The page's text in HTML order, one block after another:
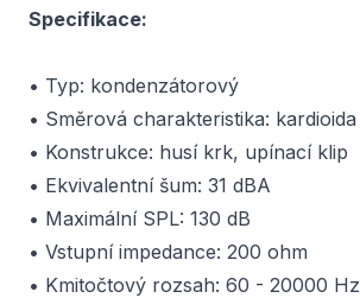
Specifikace:
• Typ: kondenzátorový
• Směrová charakteristika: kardioida
• Konstrukce: husí krk, upínací klip
• Ekvivalentní šum: 31 dBA
• Maximální SPL: 130 dB
• Vstupní impedance: 200 ohm
• Kmitočtový rozsah: 60 - 20000 Hz